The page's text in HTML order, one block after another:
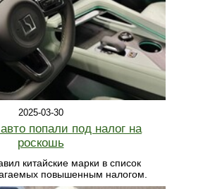
2025-03-30
попали под налог на
роскошь
китайские марки в список
повышенным налогом.